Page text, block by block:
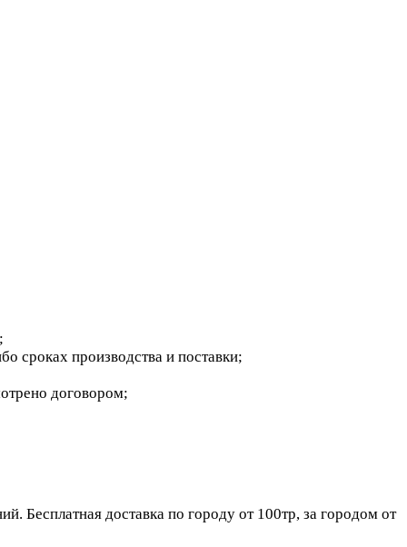
сроках производства и поставки;
договором;
Бесплатная доставка по городу от 100тр, за городом от